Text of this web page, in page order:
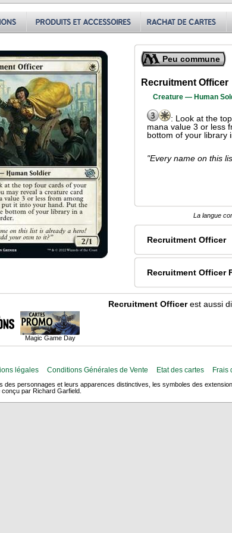
Peu commune
Recruitment Officer
Creature — Human
: Look at the
mana value 3 or less
bottom of your library
"Every name on this
La langue
Recruitment Officer
Recruitment Officer
Recruitment Officerest aussi
Magic Game Day
légales Conditions Générales de Vente Etat des cartes Frais
des personnages et leurs apparences distinctives, les symboles des
par Richard Garfield.